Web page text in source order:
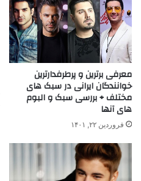
معرفی برترین و پرطرفدارترین
خوانندگان ایرانی در سبک های
مختلف + بررسی سبک و البوم
های آنها
فروردین ۲۲, ۱۴۰۱